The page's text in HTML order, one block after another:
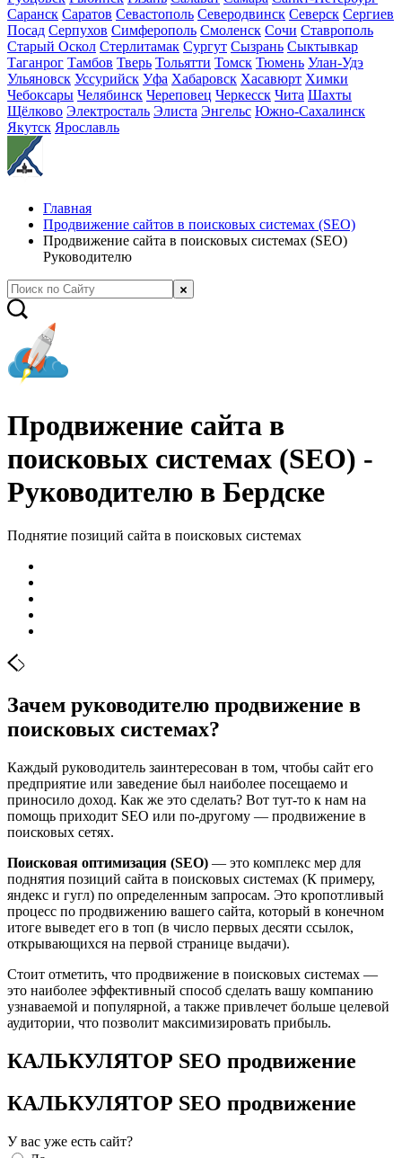
Саранск Саратов Севастополь Северодвинск Северск Сергиев
Посад Серпухов Симферополь Смоленск Сочи Ставрополь
Старый Оскол Стерлитамак Сургут Сызрань Сыктывкар
Таганрог Тамбов Тверь Тольятти Томск Тюмень Улан-Удэ
Ульяновск Уссурийск Уфа Хабаровск Хасавюрт Химки
Чебоксары Челябинск Череповец Черкесск Чита Шахты
Щёлково Электросталь Элиста Энгельс Южно-Сахалинск
Якутск Ярославль
Главная
Продвижение сайтов в поисковых системах (SEO)
Продвижение сайта в поисковых системах (SEO)
Руководителю
Продвижение сайта в
поисковых системах (SEO) -
Руководителю в Бердске
Поднятие позиций сайта в поисковых системах
Зачем руководителю продвижение в
поисковых системах?
Каждый руководитель заинтересован в том, чтобы сайт его
предприятие или заведение был наиболее посещаемо и
приносило доход. Как же это сделать? Вот тут-то к нам на
помощь приходит SEO или по-другому — продвижение в
поисковых сетях.
Поисковая оптимизация (SEO) — это комплекс мер для
поднятия позиций сайта в поисковых системах (К примеру,
яндекс и гугл) по определенным запросам. Это кропотливый
процесс по продвижению вашего сайта, который в конечном
итоге выведет его в топ (в число первых десяти ссылок,
открывающихся на первой странице выдачи).
Стоит отметить, что продвижение в поисковых системах —
это наиболее эффективный способ сделать вашу компанию
узнаваемой и популярной, а также привлечет больше целевой
аудитории, что позволит максимизировать прибыль.
КАЛЬКУЛЯТОР SEO продвижение
КАЛЬКУЛЯТОР SEO продвижение
У вас уже есть сайт?